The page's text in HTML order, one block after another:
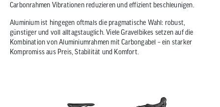
Carbonrahmen Vibrationen reduzieren und effizient beschleunigen.
Aluminium ist hingegen oftmals die pragmatische Wahl: robust,
günstiger und voll alltagstauglich. Viele Gravelbikes setzen auf die
Kombination von Aluminiumrahmen mit Carbongabel – ein starker
Kompromiss aus Preis, Stabilität und Komfort.